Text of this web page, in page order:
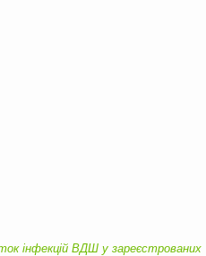
інфекцій ВДШ у зареєстрованих